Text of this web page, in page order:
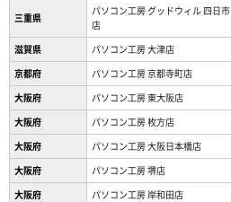
三重県
パソコン工房 グッドウィル 四日市
店
滋賀県 パソコン工房 大津店
京都府
パソコン工房 京都寺町店
大阪府
パソコン工房 東大阪店
大阪府
パソコン工房 枚方店
大阪府
パソコン工房 大阪日本橋店
大阪府
パソコン工房 堺店
大阪府
パソコン工房 岸和田店